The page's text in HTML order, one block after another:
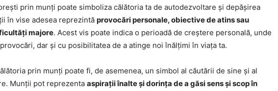
prin munți poate simboliza călătoria ta de autodezvoltare și depășirea
în vise adesea reprezintă provocări personale, obiective de atins sau
majore. Acest vis poate indica o perioadă de creștere personală, unde
dar și cu posibilitatea de a atinge noi înălțimi în viața ta.
prin munți poate fi, de asemenea, un simbol al căutării de sine și al
Munții pot reprezenta aspirații înalte și dorința de a găsi sens și scop în